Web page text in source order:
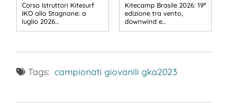
Corso Istruttori Kitesurf
IKO allo Stagnone: a
luglio 2026…
Kitecamp Brasile 2026: 19ª
edizione tra vento,
downwind e…
Tags: campionati giovanili gka2023